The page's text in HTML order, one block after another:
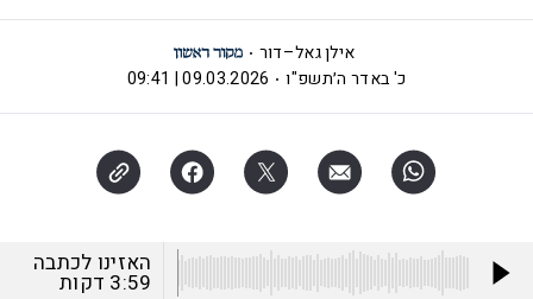
אילן גאל–דור
כ' באדר ה׳תשפ"ו
09.03.2026 | 09:41
האזינו לכתבה
3:59 דקות